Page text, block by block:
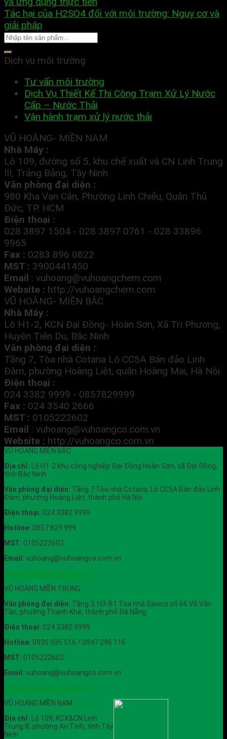
Tác hại của H2SO4 đối với môi trường: Nguy cơ và
giải pháp
Dịch vụ môi trường
Tư vấn môi trường
Dịch Vụ Thiết Kế Thi Công Trạm Xử Lý Nước
Cấp – Nước Thải
Vận hành trạm xử lý nước thải
VŨ HOÀNG- MIỀN NAM
Nhà Máy :
Lô 109, đường số 5, khu chế xuất và CN Linh Trung
III, Trảng Bảng, Tây Ninh
Văn phòng đại diện :
980 Kha Vạn Cận, Phường Linh Chiểu, Quận Thủ
Đức, TP. HCM
Điện thoại :
028 3897 1504 - 028 3897 0761 - 028 33896
9965
Fax : 0283 896 0822
MST : 3900441450
Email : vuhoang@vuhoangchem.com
Website : http://vuhoangchem.com
VŨ HOÀNG- MIỀN BẮC
Nhà Máy :
Lô H1-2, KCN Đại Đồng- Hoàn Sơn, Xã Tri Phương,
Huyện Tiên Du, Bắc Ninh
Văn phòng đại diện :
Tầng 7, Tòa nhà Cotana Lô CC5A Bán đảo Linh
Đàm, phường Hoàng Liệt, quận Hoàng Mai, Hà Nội
Điện thoại :
024 3382 9999 - 0857829999
Fax : 024 3540 2666
MST : 0105222602
Email : vuhoang@vuhoangco.com.vn
Website : http://vuhoangco.com.vn
VŨ HOÀNG MIỀN BẮC
Địa chỉ: Lô H1-2 khu công nghiệp Đại Đồng Hoàn Sơn, xã Đại Đồng,
tỉnh Bắc Ninh
Văn phòng đại diện: Tầng 7 Tòa nhà Cotana, Lô CC5A Bán đảo Linh
Đàm, phường Hoàng Liệt, thành phố Hà Nội
Điện thoại: 024 3382 9999
Hotline: 0857 829 999
MST: 0105222602
Email: vuhoang@vuhoangco.com.vn
https://vuhoangco.com.vn
VŨ HOÀNG MIỀN TRUNG
Văn phòng đại diện: Tầng 3, H3-B1 Tòa nhà Savico số 66 Võ Văn
Tần, phường Thanh Khê, thành phố Đà Nẵng
Điện thoại: 024 3382 9999
Hotline: 0935 935 516 / 0947 296 116
MST: 0105222602
Email: vuhoang@vuhoangco.com.vn
https://vuhoangco.com.vn
VŨ HOÀNG MIỀN NAM
Địa chỉ: Lô 109, KCX&CN Linh
Trung III, phường An Tịnh, tỉnh Tây
Ninh